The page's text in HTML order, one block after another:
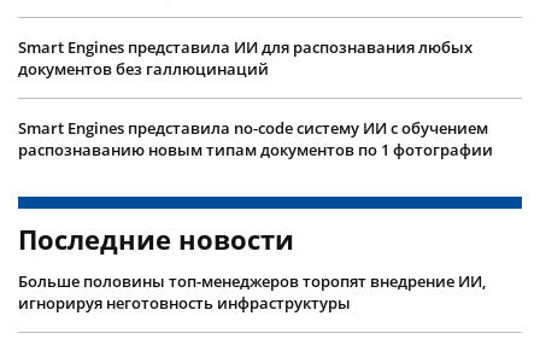
Smart Engines представила ИИ для распознавания любых
документов без галлюцинаций
Smart Engines представила no-code систему ИИ с обучением
распознаванию новым типам документов по 1 фотографии
Последние новости
Больше половины топ-менеджеров торопят внедрение ИИ,
игнорируя неготовность инфраструктуры